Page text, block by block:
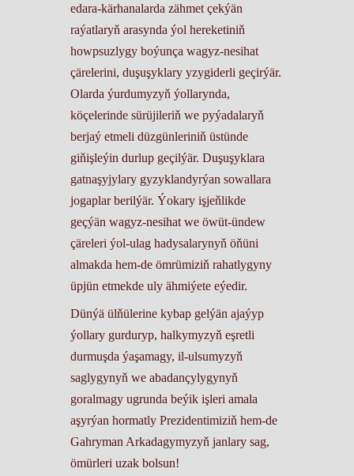
edara-kärhanalarda zähmet çekýän
raýatlaryň arasynda ýol hereketiniň
howpsuzlygy boýunça wagyz-nesihat
çärelerini, duşuşyklary yzygiderli geçirýär.
Olarda ýurdumyzyň ýollarynda,
köçelerinde sürüjileriň we pyýadalaryň
berjaý etmeli düzgünleriniň üstünde
giňişleýin durlup geçilýär. Duşuşyklara
gatnaşyjylary gyzyklandyrýan sowallara
jogaplar berilýär. Ýokary işjeňlikde
geçýän wagyz-nesihat we öwüt-ündew
çäreleri ýol-ulag hadysalarynyň öňüni
almakda hem-de ömrümiziň rahatlygyny
üpjün etmekde uly ähmiýete eýedir.
Dünýä ülňülerine kybap gelýän ajaýyp
ýollary gurduryp, halkymyzyň eşretli
durmuşda ýaşamagy, il-ulsumyzyň
saglygynyň we abadançylygynyň
goralmagy ugrunda beýik işleri amala
aşyrýan hormatly Prezidentimiziň hem-de
Gahryman Arkadagymyzyň janlary sag,
ömürleri uzak bolsun!